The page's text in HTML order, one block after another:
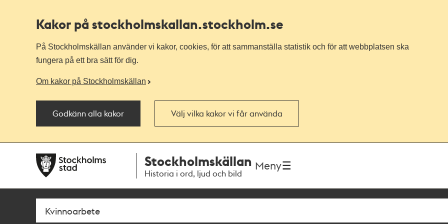
Kakor på stockholmskallan.stockholm.se
På Stockholmskällan använder vi kakor, cookies, för att sammanställa statistik och för att webbplatsen ska
fungera på ett bra sätt för dig.
Om kakor på Stockholmskällan
Godkänn alla kakor Välj vilka kakor vi får använda
navigationen
huvudinnehållet
Stockholmskällan
Historia i ord, ljud och bild
Meny
Sök